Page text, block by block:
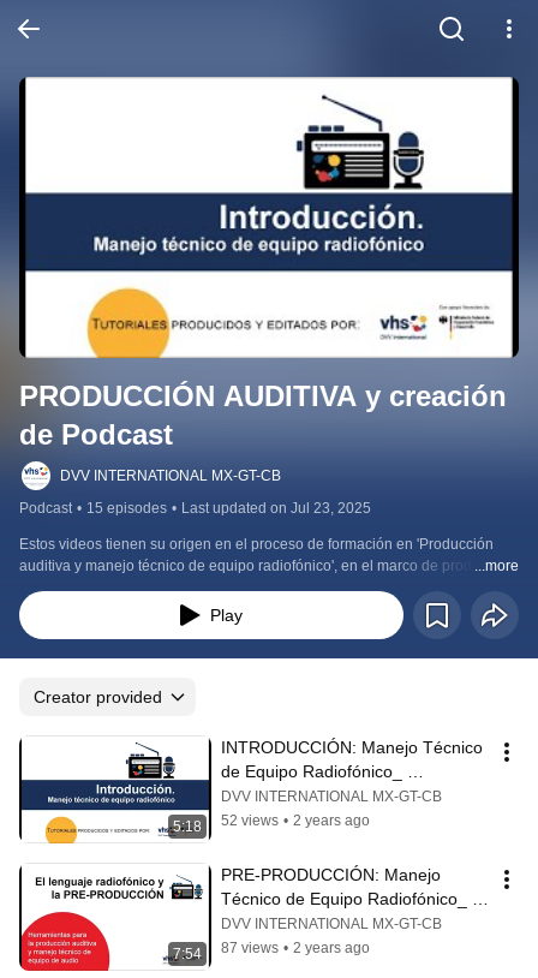
PRODUCCIÓN AUDITIVA y creación
de Podcast
DVV INTERNATIONAL MX-GT-CB
Podcast • 15 episodes • Last updated on Jul 23, 2025
Estos videos tienen su origen en el proceso de formación en 'Producción
auditiva y manejo técnico de equipo radiofónico', en el marco de producción
de materiales auditivos y tutoriales educativos para Radio EPJA.
...more
Play
Creator provided
5:18
INTRODUCCIÓN: Manejo Técnico
de Equipo Radiofónico_
TUTORIAL
DVV INTERNATIONAL MX-GT-CB
52 views • 2 years ago
7:54
PRE-PRODUCCIÓN: Manejo
Técnico de Equipo Radiofónico_
TUTORIAL
DVV INTERNATIONAL MX-GT-CB
87 views • 2 years ago